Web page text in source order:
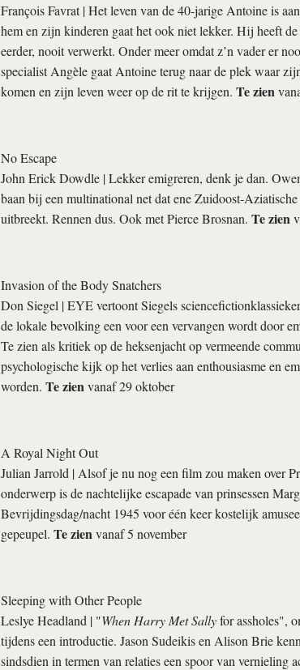
François Favrat| Het leven van de 40-jarige Antoine is
hem en zijn kinderen gaat het ook niet lekker. Hij heeft
eerder, nooit verwerkt. Onder meer omdat z’n vader er
specialist Angèle gaat Antoine terug naar de plek waar
komen en zijn leven weer op de rit te krijgen. Te zien
No Escape
John Erick Dowdle| Lekker emigreren, denk je dan.
baan bij een multinational net dat ene Zuidoost-
uitbreekt. Rennen dus. Ook met Pierce Brosnan. Te zien
Invasion of the Body Snatchers
Don Siegel | EYE vertoont Siegels
de lokale bevolking een voor een vervangen wordt door
Te zien als kritiek op de heksenjacht op vermeende
psychologische kijk op het verlies aan enthousias­­me en
worden. Te zien vanaf 29 oktober
A Royal Night Out
Julian Jarrold | Alsof je nu nog een film zou maken over
onderwerp is de nachtelijke escapade van prinsessen
Bevrijdingsdag/nacht 1945 voor één keer kostelijk
gepeupel. Te zien vanaf 5 november
Sleeping with Other People
Leslye Headland | "When Harry Met Sallyfor assholes",
tijdens een introductie. Jason Sudeikis en Alison Brie
sindsdien in termen van relaties een spoor van vernieling